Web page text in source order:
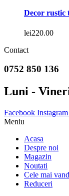
Decor rustic
lei220.00
Contact
0752 850 136
Luni -
Facebook Instagram
Meniu
Acasa
Despre noi
Magazin
Noutati
Cele mai
Reduceri